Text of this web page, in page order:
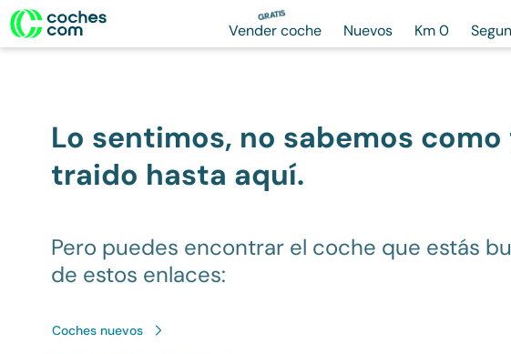
GRATIS
Vender coche Nuevos Km 0
Lo sentimos, no sabemos
traido hasta aquí.
Pero puedes encontrar el coche que estás
de estos enlaces:
Coches nuevos